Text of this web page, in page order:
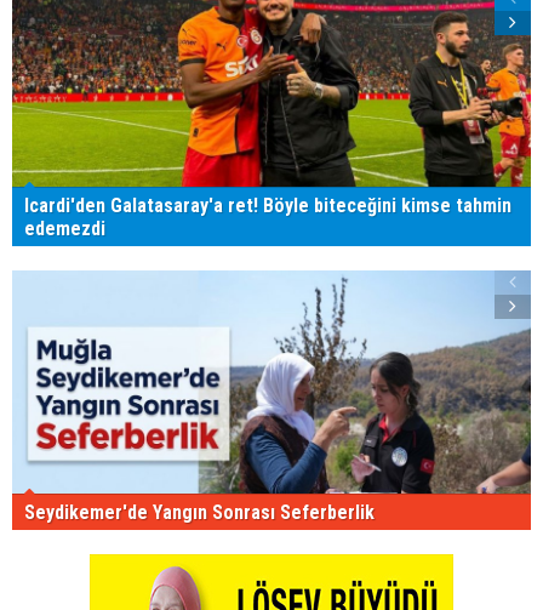
Icardi'den Galatasaray'a ret! Böyle biteceğini kimse tahmin
edemezdi
Seydikemer'de Yangın Sonrası Seferberlik